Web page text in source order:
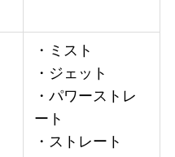
・ミスト
・ジェット
・パワーストレ
ート
・ストレート